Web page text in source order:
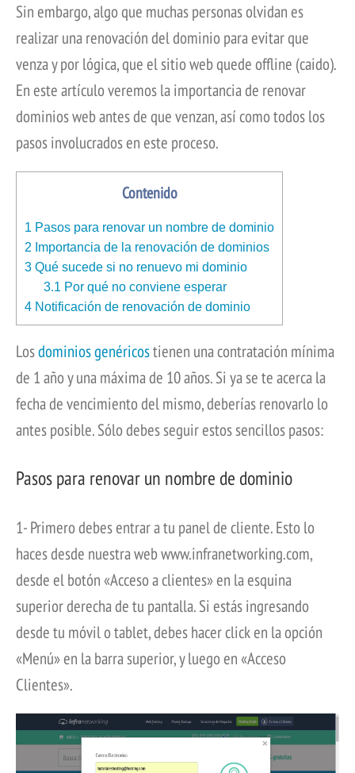
Sin embargo, algo que muchas personas olvidan es
realizar una renovación del dominio para evitar que
venza y por lógica, que el sitio web quede offline (caido).
En este artículo veremos la importancia de renovar
dominios web antes de que venzan, así como todos los
pasos involucrados en este proceso.
Contenido
1 Pasos para renovar un nombre de dominio
2 Importancia de la renovación de dominios
3 Qué sucede si no renuevo mi dominio
3.1 Por qué no conviene esperar
4 Notificación de renovación de dominio
Losdominios genéricostienen una contratación mínima
de 1 año y una máxima de 10 años. Si ya se te acerca la
fecha de vencimiento del mismo, deberías renovarlo lo
antes posible. Sólo debes seguir estos sencillos pasos:
Pasos para renovar un nombre de dominio
1- Primero debes entrar a tu panel de cliente. Esto lo
haces desde nuestra web www.infranetworking.com,
desde el botón «Acceso a clientes» en la esquina
superior derecha de tu pantalla. Si estás ingresando
desde tu móvil o tablet, debes hacer click en la opción
«Menú» en la barra superior, y luego en «Acceso
Clientes».